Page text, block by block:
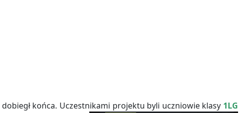
dobiegł końca. Uczestnikami projektu byli uczniowie klasy 1LG